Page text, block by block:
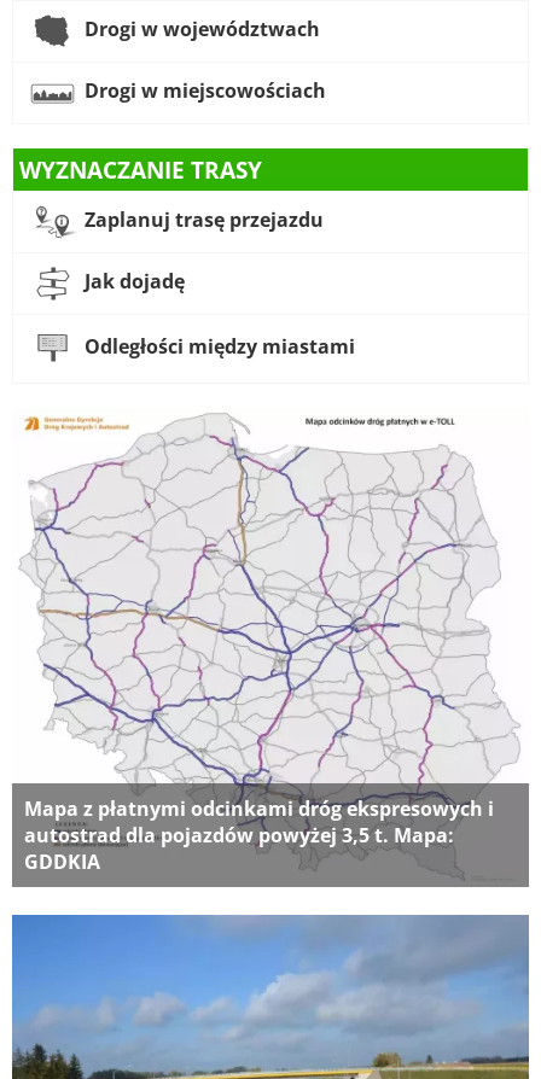
Drogi w województwach
Drogi w miejscowościach
WYZNACZANIE TRASY
Zaplanuj trasę przejazdu
Jak dojadę
Odległości między miastami
Mapa z płatnymi odcinkami dróg ekspresowych i
autostrad dla pojazdów powyżej 3,5 t. Mapa:
GDDKIA